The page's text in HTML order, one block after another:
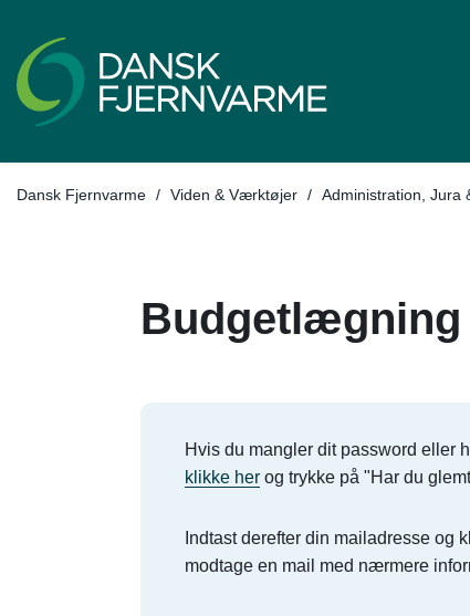
Dansk Fjernvarme / Viden & Værktøjer / Administration, Jura
Budgetlægning
Hvis du mangler dit password eller
klikke herog trykke på "Har du
Indtast derefter din mailadresse og
modtage en mail med nærmere